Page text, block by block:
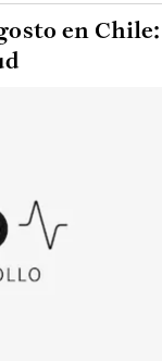
en Chile: